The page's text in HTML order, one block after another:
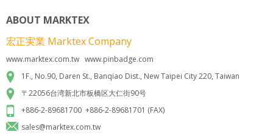
ABOUT MARKTEX
宏正実業 Marktex Company
www.marktex.com.tw www.pinbadge.com
1F., No.90, Daren St., Banqiao Dist., New Taipei City 220, Taiwan
〒22056台湾新北市板橋区大仁街90号
+886-2-89681700 +886-2-89681701 (FAX)
sales@marktex.com.tw